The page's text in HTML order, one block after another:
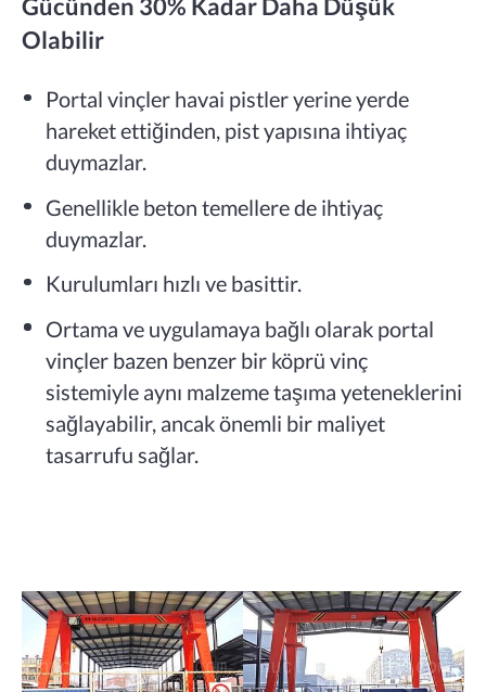
Gücünden 30% Kadar Daha Düşük
Olabilir
Portal vinçler havai pistler yerine yerde
hareket ettiğinden, pist yapısına ihtiyaç
duymazlar.
Genellikle beton temellere de ihtiyaç
duymazlar.
Kurulumları hızlı ve basittir.
Ortama ve uygulamaya bağlı olarak portal
vinçler bazen benzer bir köprü vinç
sistemiyle aynı malzeme taşıma yeteneklerini
sağlayabilir, ancak önemli bir maliyet
tasarrufu sağlar.